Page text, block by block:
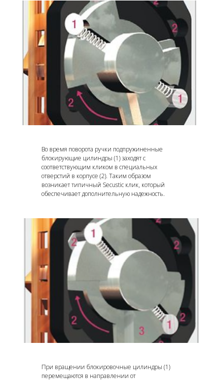
Во время поворота ручки подпружиненные
блокирующие цилиндры (1) заходят с
соответствующим кликом в специальных
отверстий в корпусе (2). Таким образом
возникает типичный Secustic клик, который
обеспечивает дополнительную надежность.
При вращении блокировочные цилиндры (1)
перемещаются в направлении от